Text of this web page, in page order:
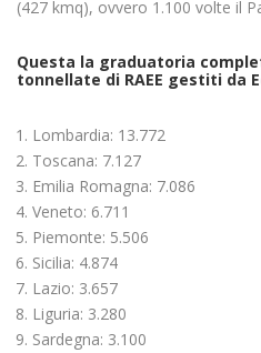
(427 kmq), ovvero 1.100 volte il
Questa la graduatoria
tonnellate di RAEE gestiti da
Lombardia: 13.772
Toscana: 7.127
Emilia Romagna: 7.086
Veneto: 6.711
Piemonte: 5.506
Sicilia: 4.874
Lazio: 3.657
Liguria: 3.280
Sardegna: 3.100